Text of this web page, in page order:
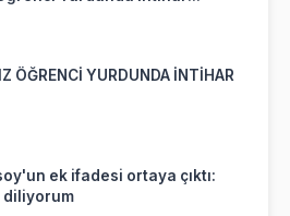
ÖĞRENCİ YURDUNDA İNTİHAR
ek ifadesi ortaya çıktı:
diliyorum